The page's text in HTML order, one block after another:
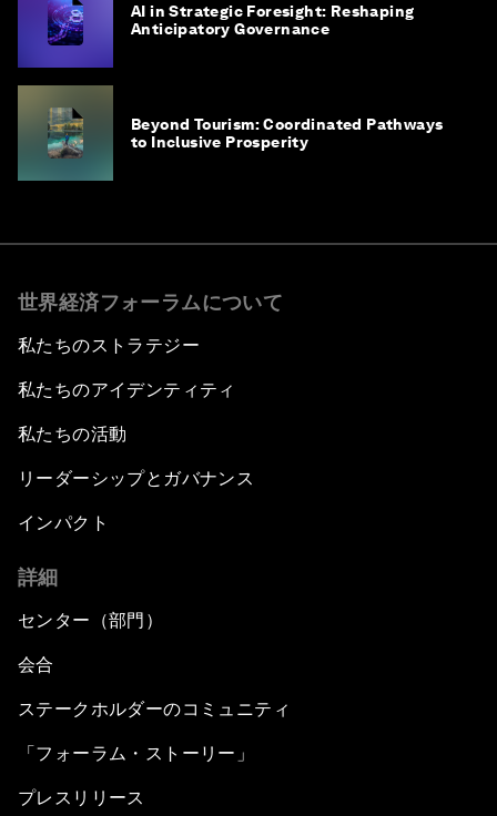
AI in Strategic Foresight: Reshaping
Anticipatory Governance
Beyond Tourism: Coordinated Pathways
to Inclusive Prosperity
世界経済フォーラムについて
私たちのストラテジー
私たちのアイデンティティ
私たちの活動
リーダーシップとガバナンス
インパクト
詳細
センター（部門）
会合
ステークホルダーのコミュニティ
「フォーラム・ストーリー」
プレスリリース